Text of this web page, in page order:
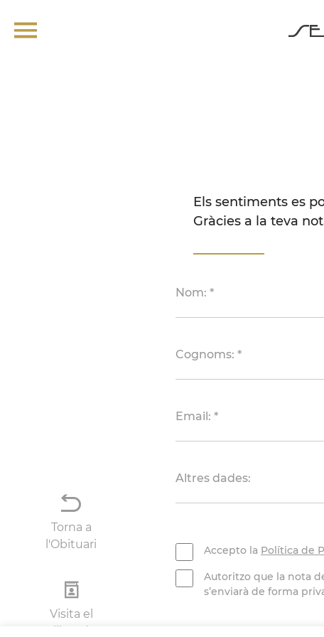
Els sentiments es
Gràcies a la teva
Nom: *
Cognoms: *
Email: *
Altres dades:
Accepto la Política de
Autoritzo que la nota
s’enviarà de forma
Torna a
l'Obituari
Visita el
Llibre de